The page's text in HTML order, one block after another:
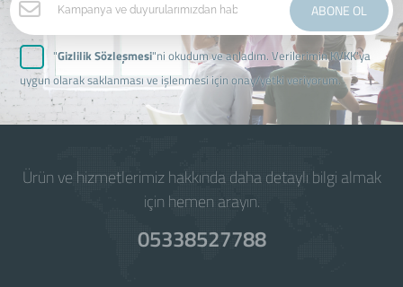
ABONE OL
"Gizlilik Sözleşmesi"ni okudum ve anladım. Verilerimin KVKK'ya
uygun olarak saklanması ve işlenmesi için onay/yetki veriyorum.
Ürün ve hizmetlerimiz hakkında daha detaylı bilgi almak
için hemen arayın.
05338527788